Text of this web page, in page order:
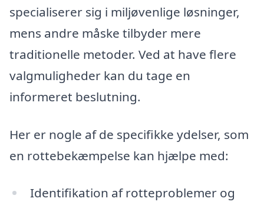
specialiserer sig i miljøvenlige løsninger,
mens andre måske tilbyder mere
traditionelle metoder. Ved at have flere
valgmuligheder kan du tage en
informeret beslutning.
Her er nogle af de specifikke ydelser, som
en rottebekæmpelse kan hjælpe med:
Identifikation af rotteproblemer og